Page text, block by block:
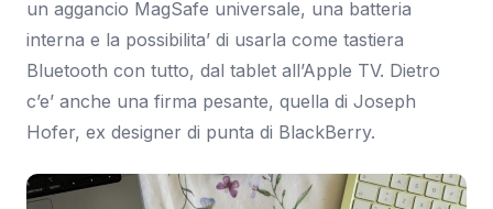
un aggancio MagSafe universale, una batteria
interna e la possibilita’ di usarla come tastiera
Bluetooth con tutto, dal tablet all’Apple TV. Dietro
c’e’ anche una firma pesante, quella di Joseph
Hofer, ex designer di punta di BlackBerry.